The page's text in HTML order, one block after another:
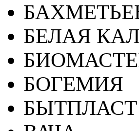
БЕЛАЯ
БОГЕМИЯ
БЫТПЛАСТ